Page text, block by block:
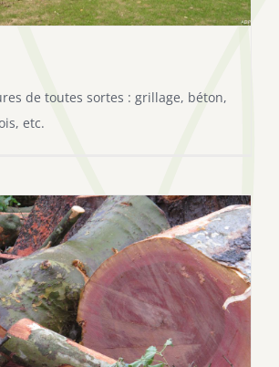
de toutes sortes : grillage, béton,
etc.